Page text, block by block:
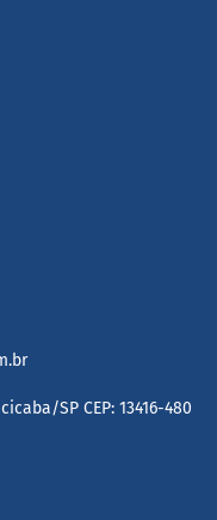
SP CEP: 13416-480